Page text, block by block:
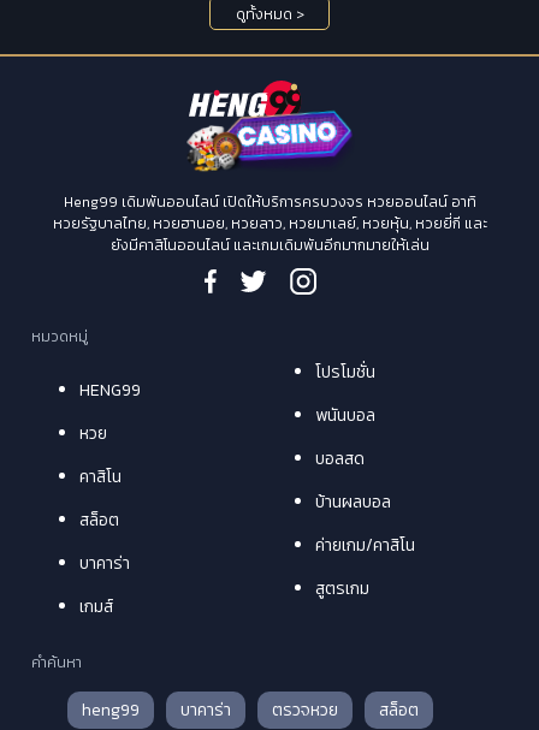
ดูทั้งหมด >
Heng99 เดิมพันออนไลน์ เปิดให้บริการครบวงจร หวยออนไลน์ อาทิ
หวยรัฐบาลไทย, หวยฮานอย, หวยลาว, หวยมาเลย์, หวยหุ้น, หวยยี่กี และ
ยังมีคาสิโนออนไลน์ และเกมเดิมพันอีกมากมายให้เล่น
หมวดหมู่
HENG99
หวย
คาสิโน
สล็อต
บาคาร่า
เกมส์
โปรโมชั่น
พนันบอล
บอลสด
บ้านผลบอล
ค่ายเกม/คาสิโน
สูตรเกม
คำค้นหา
heng99 บาคาร่า ตรวจหวย สล็อต